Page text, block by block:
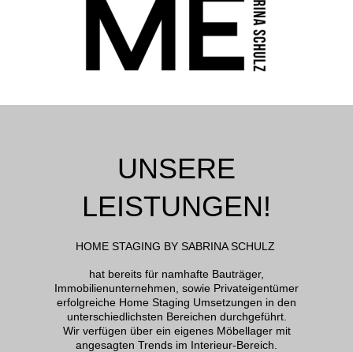
UNSERE
LEISTUNGEN!
HOME STAGING BY SABRINA SCHULZ
hat bereits für namhafte Bauträger,
Immobilienunternehmen, sowie Privateigentümer
erfolgreiche Home Staging Umsetzungen in den
unterschiedlichsten Bereichen durchgeführt.
Wir verfügen über ein eigenes Möbellager mit
angesagten Trends im Interieur-Bereich.